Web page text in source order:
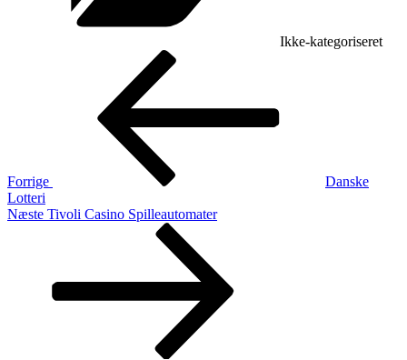
Ikke-kategoriseret
Indlægsnavigation
Forrige
Danske
Lotteri
Næste
Næste Tivoli Casino Spilleautomater